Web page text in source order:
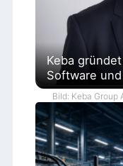
Keba
Software und
Bild: Keba Group